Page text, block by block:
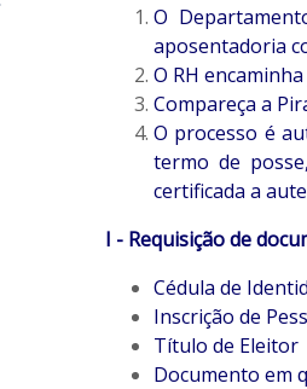
O
aposentadoria
O RH
Compareça a
O processo é
termo de
certificada a
I - Requisição de
Cédula de
Inscrição de
Título de Eleitor
Documento em